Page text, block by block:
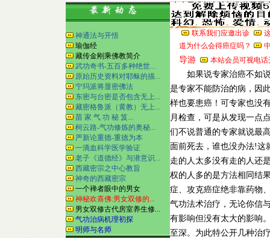
神通法与开悟
瑜伽经
藏传金刚乘佛教简介
武功奇书-五百多种绝世...
原始历史资料对耶稣的描...
宁玛派将显密佛法
东密与台密是否包含无上...
藏密格鲁派（黄教）无上...
苗 家 气 功 秘 笈...
柯云路-气功修炼的奥秘...
严新论重德-重德为本
一滴血科学医学验证
老子《道德经》与潜意识...
西藏密宗之中心教旨
神奇的西藏密宗
一个禅者眼中的男女
神秘欢喜佛:男女双修的...
男女双修古代房室养生修...
气功治病机理初探
明师与名师
联系我们应邀出诊
道为什么会得癌症吗？
导游 本站会员可视电话
如果说专家治癌不如说
是专家不能防治的病，因
样也要患癌！可专家也没
月检查，可是从发现一点
们不说普通的专家就说最
面前死去，谁也没办法!这
走的人太多没有走的人还
权的人多的是方法相同结
症、攻克癌症绝非靠药物
气功法术治疗，无论你信
有影响但没有太大的影响
至深。为此特公开几种治